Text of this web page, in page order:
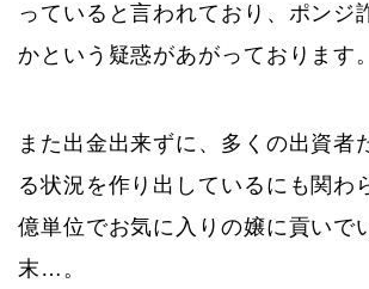
っていると言われており、ポンジ
かという疑惑があがっております。
また出金出来ずに、多くの出資者
る状況を作り出しているにも関わ
億単位でお気に入りの嬢に貢いで
末…。